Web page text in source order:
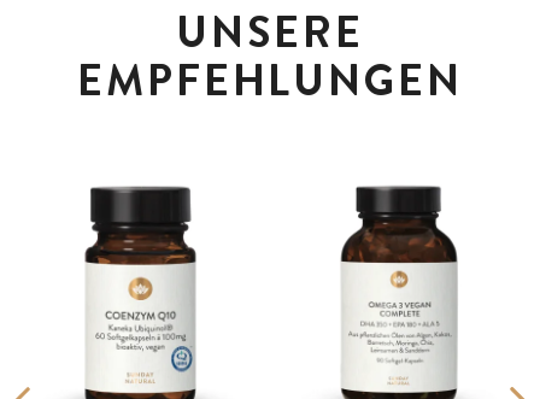
UNSERE
EMPFEHLUNGEN